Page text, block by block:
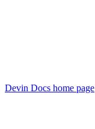
Devin Docs home page